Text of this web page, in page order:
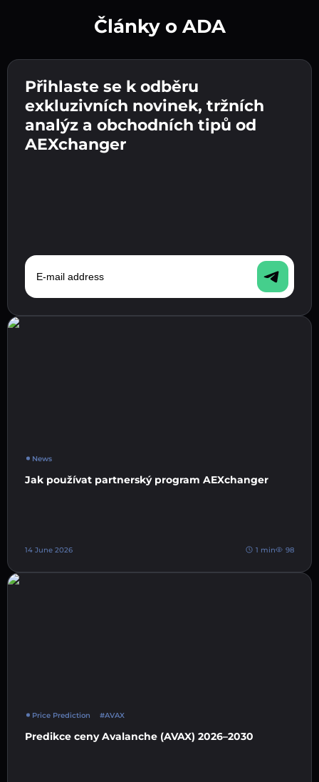
Zadejte adresu své kryptopeněženky 👉
pokračujte k dalšímu kroku.
Potvrďte svou totožnost 👉 pokračujte k
poslednímu kroku.
Odešlete vklad 👉 obdržíte kryptoměnu nebo
fiat měnu ve své peněžence.
Články o ADA
Přihlaste se k odběru
exkluzivních novinek, tržních
analýz a obchodních tipů od
AEXchanger
E-mail address
News
Jak používat partnerský program AEXchanger
14 June 2026 1 min 98
Price Prediction #AVAX
Predikce ceny Avalanche (AVAX) 2026–2030